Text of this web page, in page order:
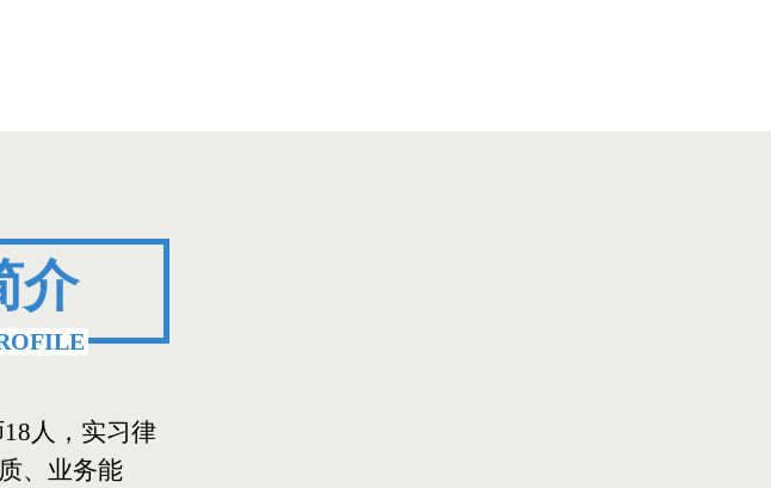
介
人，实习律
、业务能